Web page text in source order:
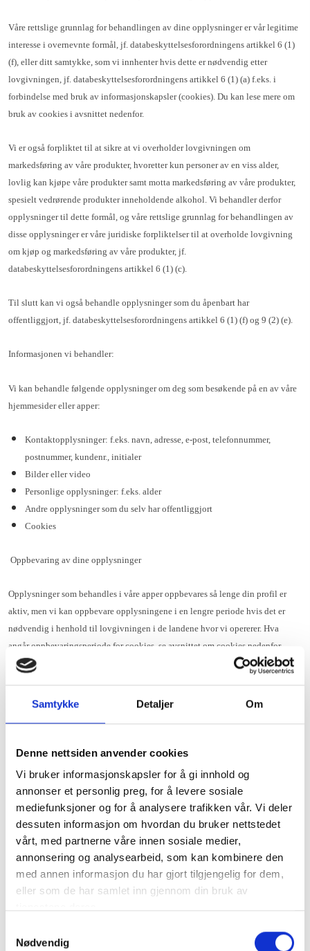
Samtykke Detaljer Om
Denne nettsiden anvender cookies
Vi bruker informasjonskapsler for å gi innhold og
annonser et personlig preg, for å levere sosiale
mediefunksjoner og for å analysere trafikken vår. Vi deler
dessuten informasjon om hvordan du bruker nettstedet
vårt, med partnerne våre innen sosiale medier,
annonsering og analysearbeid, som kan kombinere den
med annen informasjon du har gjort tilgjengelig for dem,
eller som de har samlet inn gjennom din bruk av
Nødvendig
Våre rettslige grunnlag for behandlingen av dine opplysninger er vår legitime
interesse i overnevnte formål, jf. databeskyttelsesforordningens artikkel 6 (1)
(f), eller ditt samtykke, som vi innhenter hvis dette er nødvendig etter
lovgivningen, jf. databeskyttelsesforordningens artikkel 6 (1) (a) f.eks. i
forbindelse med bruk av informasjonskapsler (cookies). Du kan lese mere om
bruk av cookies i avsnittet nedenfor.
Vi er også forpliktet til at sikre at vi overholder lovgivningen om
markedsføring av våre produkter, hvoretter kun personer av en viss alder,
lovlig kan kjøpe våre produkter samt motta markedsføring av våre produkter,
spesielt vedrørende produkter inneholdende alkohol. Vi behandler derfor
opplysninger til dette formål, og våre rettslige grunnlag for behandlingen av
disse opplysninger er våre juridiske forpliktelser til at overholde lovgivning
om kjøp og markedsføring av våre produkter, jf.
databeskyttelsesforordningens artikkel 6 (1) (c).
Til slutt kan vi også behandle opplysninger som du åpenbart har
offentliggjort, jf. databeskyttelsesforordningens artikkel 6 (1) (f) og 9 (2) (e).
Informasjonen vi behandler:
Vi kan behandle følgende opplysninger om deg som besøkende på en av våre
hjemmesider eller apper:
Kontaktopplysninger: f.eks. navn, adresse, e-post, telefonnummer,
postnummer, kundenr., initialer
Bilder eller video
Personlige opplysninger: f.eks. alder
Andre opplysninger som du selv har offentliggjort
Cookies
Oppbevaring av dine opplysninger
Opplysninger som behandles i våre apper oppbevares så lenge din profil er
aktiv, men vi kan oppbevare opplysningene i en lengre periode hvis det er
nødvendig i henhold til lovgivningen i de landene hvor vi opererer. Hva
angår oppbevaringsperiode for cookies, se avsnittet om cookies nedenfor.
Hvis du besøker våre profiler på sosiale medier
Vi og leverandørene av den relevante sosiale medier-plattformen er felles
forbindelse med besøk på vår profil eller side på det enkelte sosiale
Vi har profiler eller sider på forskjellige sosiale medier (plattformer). Du kan
tilpasse dine personverninnstillinger individuelt på hver plattform. Vi viser til
leverandørens personvernregler samt innstillinger for bruk av plattformen.
behandlingen av dine opplysninger på sosiale medier.
Når du besøker eller samhandler med våre profiler på sosiale medier, kan vi og